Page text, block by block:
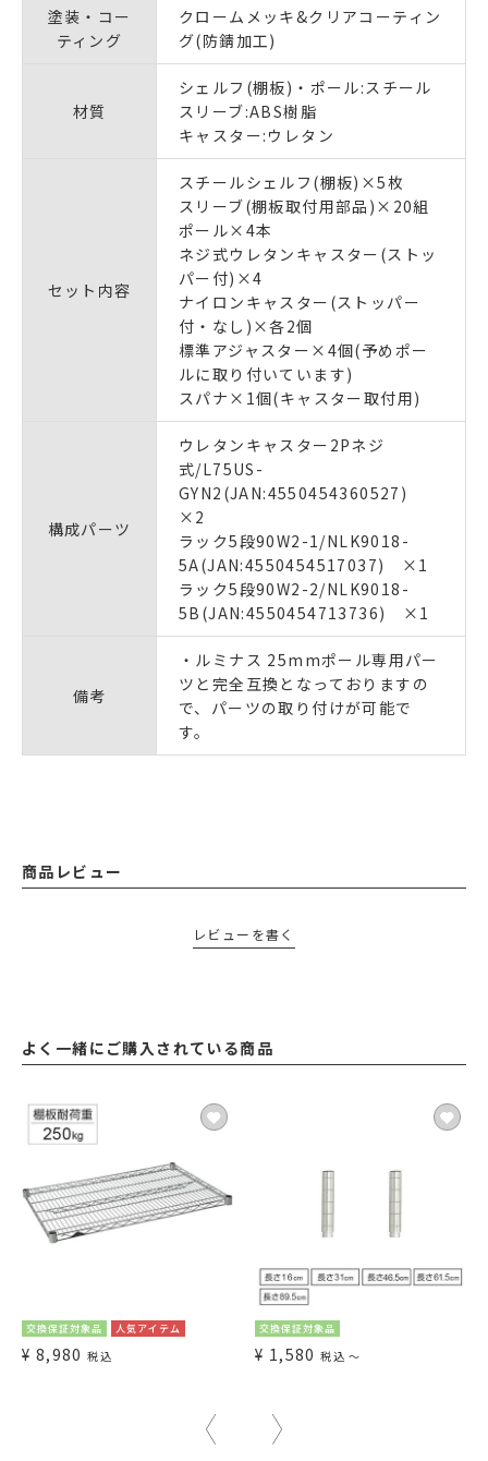
塗装・コー
ティング
クロームメッキ&クリアコーティン
グ(防錆加工)
材質
シェルフ(棚板)・ポール:スチール
スリーブ:ABS樹脂
キャスター:ウレタン
セット内容
スチールシェルフ(棚板)×5枚
スリーブ(棚板取付用部品)×20組
ポール×4本
ネジ式ウレタンキャスター(ストッ
パー付)×4
ナイロンキャスター(ストッパー
付・なし)×各2個
標準アジャスター×4個(予めポー
ルに取り付いています)
スパナ×1個(キャスター取付用)
構成パーツ
ウレタンキャスター2Pネジ
式/L75US-
GYN2(JAN:4550454360527)
×2
ラック5段90W2-1/NLK9018-
5A(JAN:4550454517037) ×1
ラック5段90W2-2/NLK9018-
5B(JAN:4550454713736) ×1
備考
・ルミナス 25mmポール専用パー
ツと完全互換となっておりますの
で、パーツの取り付けが可能で
す。
商品レビュー
レビューを書く
よく一緒にご購入されている商品
交換保証対象品 人気アイテム
¥ 8,980 税込
交換保証対象品
¥ 1,580 税込 〜